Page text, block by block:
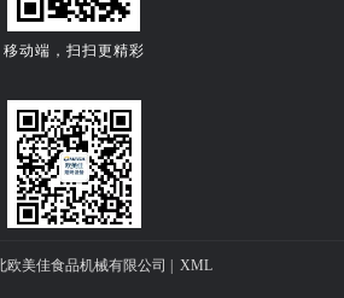
移动端，扫扫更精彩
欧美佳食品机械有限公司 | XML